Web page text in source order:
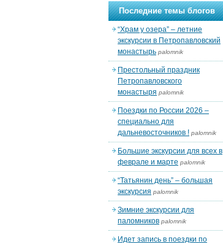
Последние темы блогов
“Храм у озера” – летние
экскурсии в Петропавловский
монастырь palomnik
Престольный праздник
Петропавловского
монастыря palomnik
Поездки по России 2026 –
специально для
дальневосточников ! palomnik
Большие экскурсии для всех в
феврале и марте palomnik
“Татьянин день” – большая
экскурсия palomnik
Зимние экскурсии для
паломников palomnik
Идет запись в поездки по